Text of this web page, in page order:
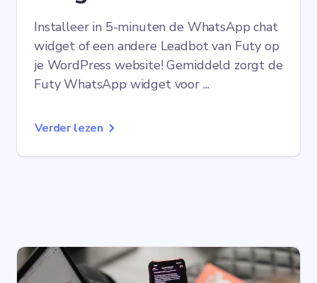
Installeer in 5-minuten de WhatsApp chat
widget of een andere Leadbot van Futy op
je WordPress website! Gemiddeld zorgt de
Futy WhatsApp widget voor ...
Verder lezen